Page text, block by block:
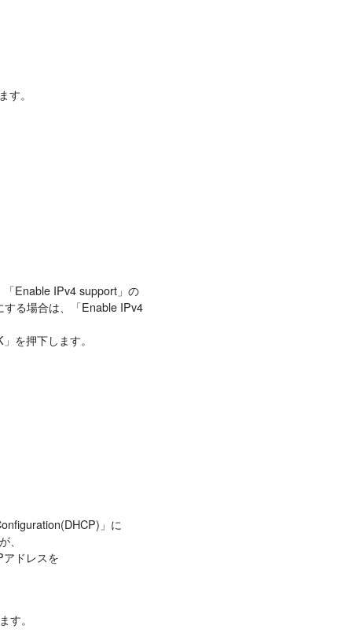
。
、「Enable IPv4 support」の
する場合は、「Enable IPv4
を押下します。
」に
ドレスを
。